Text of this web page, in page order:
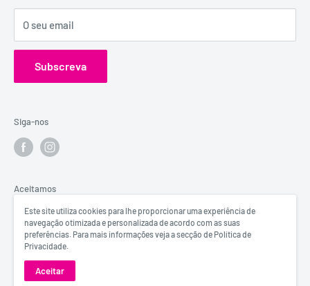
Visita o Blog de Sexo e Amor da Erosfarma.
Catálogos
O seu email
Subscreva
© Erosfarma
Powered byBeeSearch & DigitalFullBox
Siga-nos
Aceitamos
Este site utiliza cookies para lhe proporcionar uma experiência de
navegação otimizada e personalizada de acordo com as suas
preferências. Para mais informações veja a secção de Política de
Privacidade.
Aceitar